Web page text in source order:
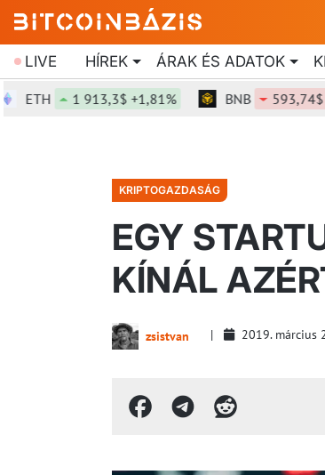
LIVE HÍREK ÁRAK ÉS ADATOK
1 913,3$ +1,81% BNB 593,74$ -
KRIPTOGAZDASÁG
EGY
KÍNÁL
zsistvan 2019. március